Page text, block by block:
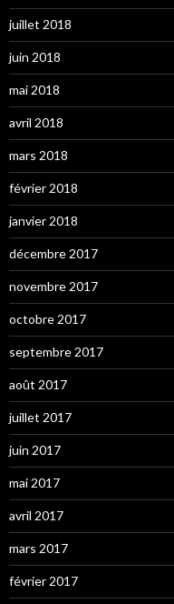
juillet 2018
juin 2018
mai 2018
avril 2018
mars 2018
février 2018
janvier 2018
décembre 2017
novembre 2017
octobre 2017
septembre 2017
août 2017
juillet 2017
juin 2017
mai 2017
avril 2017
mars 2017
février 2017